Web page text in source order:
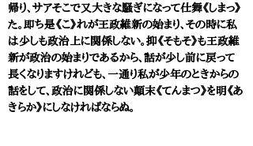
帰り、サアそこで又大きな騒ぎになって仕舞《しまっ》
た。即ち是《こ》れが王政維新の始まり、その時に私
は少しも政治上に関係しない。抑《そもそ》も王政維
新が政治の始まりであるから、話が少し前に戻って
長くなりますけれども、一通り私が少年のときからの
話をして、政治に関係しない顛末《てんまつ》を明《あ
きらか》にしなければならぬ。